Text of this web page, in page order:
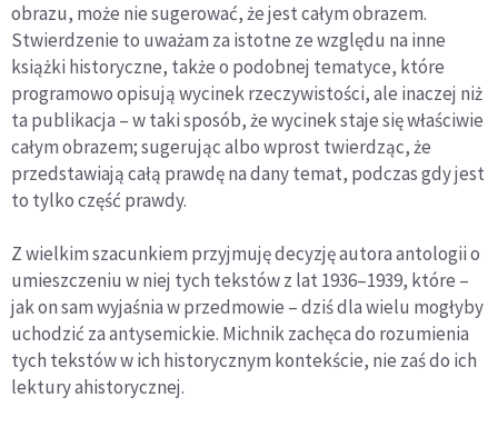
obrazu, może nie sugerować, że jest całym obrazem.
Stwierdzenie to uważam za istotne ze względu na inne
książki historyczne, także o podobnej tematyce, które
programowo opisują wycinek rzeczywistości, ale inaczej niż
ta publikacja – w taki sposób, że wycinek staje się właściwie
całym obrazem; sugerując albo wprost twierdząc, że
przedstawiają całą prawdę na dany temat, podczas gdy jest
to tylko część prawdy.
Z wielkim szacunkiem przyjmuję decyzję autora antologii o
umieszczeniu w niej tych tekstów z lat 1936–1939, które –
jak on sam wyjaśnia w przedmowie – dziś dla wielu mogłyby
uchodzić za antysemickie. Michnik zachęca do rozumienia
tych tekstów w ich historycznym kontekście, nie zaś do ich
lektury ahistorycznej.